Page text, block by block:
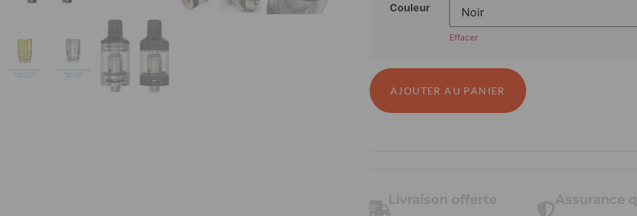
Couleur
Effacer
AJOUTER AU PANIER
Livraison offerte Assurance